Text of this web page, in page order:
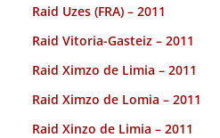
Raid Uzes (FRA) – 2011
Raid Vitoria-Gasteiz – 2011
Raid Ximzo de Limia – 2011
Raid Ximzo de Lomia – 2011
Raid Xinzo de Limia – 2011